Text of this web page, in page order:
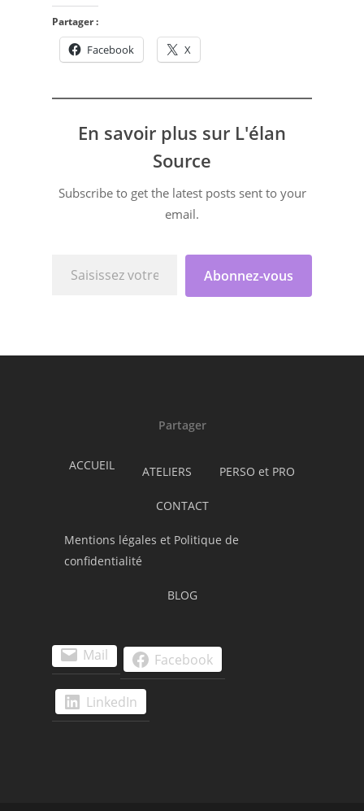
Partager :
Facebook X
En savoir plus sur L'élan
Source
Subscribe to get the latest posts sent to your
email.
Abonnez-vous
Partager
ACCUEIL ATELIERS PERSO et PRO
CONTACT
Mentions légales et Politique de
confidentialité
BLOG
Mail Facebook
LinkedIn